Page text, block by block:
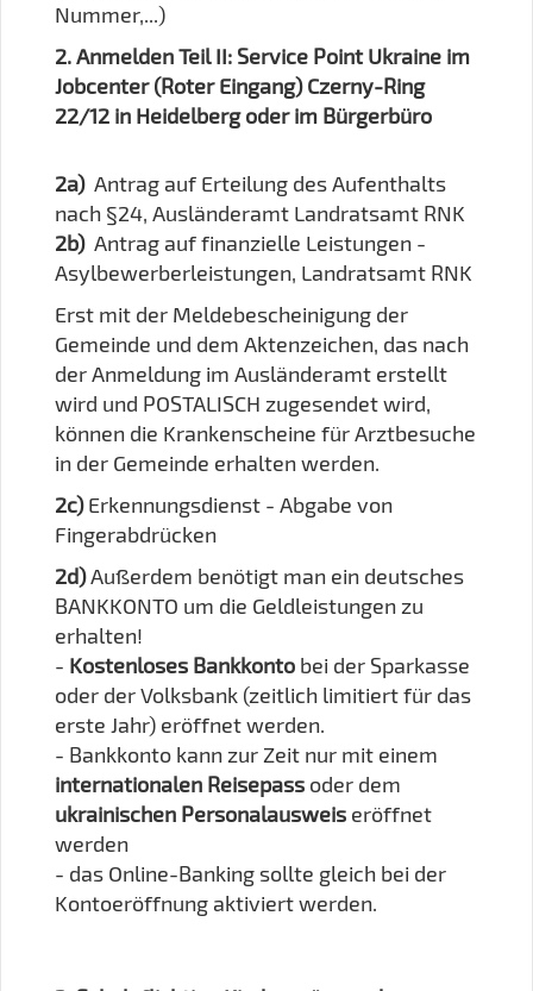
Nummer,...)
2. Anmelden Teil II: Service Point Ukraine im
Jobcenter (Roter Eingang) Czerny-Ring
22/12 in Heidelberg oder im Bürgerbüro
2a)Antrag auf Erteilung des Aufenthalts
nach §24, Ausländeramt Landratsamt RNK
2b) Antrag auf finanzielle Leistungen -
Asylbewerberleistungen, Landratsamt RNK
Erst mit der Meldebescheinigung der
Gemeinde und dem Aktenzeichen, das nach
der Anmeldung im Ausländeramt erstellt
wird und POSTALISCH zugesendet wird,
können die Krankenscheine für Arztbesuche
in der Gemeinde erhalten werden.
2c)Erkennungsdienst - Abgabe von
Fingerabdrücken
2d)Außerdem benötigt man ein deutsches
BANKKONTO um die Geldleistungen zu
erhalten!
- Kostenloses Bankkonto bei der Sparkasse
oder der Volksbank (zeitlich limitiert für das
erste Jahr) eröffnet werden.
- Bankkonto kann zur Zeit nur mit einem
internationalen Reisepass oder dem
ukrainischen Personalausweis eröffnet
werden
- das Online-Banking sollte gleich bei der
Kontoeröffnung aktiviert werden.